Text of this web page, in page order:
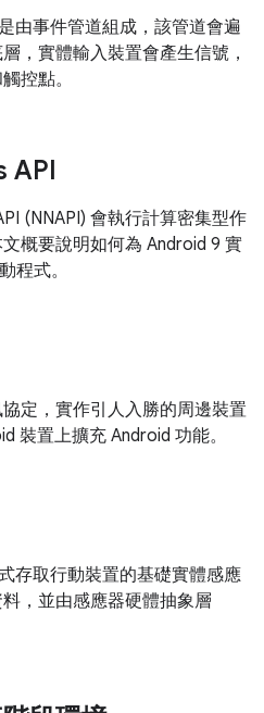
由事件管道組成，該管道會遍
，實體輸入裝置會產生信號，
控點。
API
(NNAPI) 會執行計算密集型作
概要說明如何為 Android 9 實
程式。
定，實作引人入勝的周邊裝置
裝置上擴充 Android 功能。
存取行動裝置的基礎實體感應
，並由感應器硬體抽象層